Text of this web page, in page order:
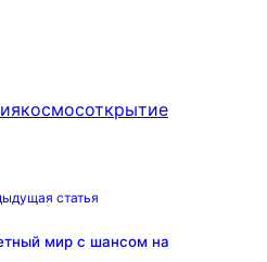
космосоткрытие
статья
мир с шансом на